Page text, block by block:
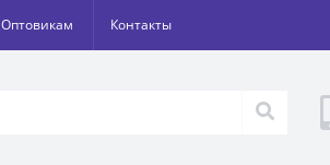
Оптовикам Контакты